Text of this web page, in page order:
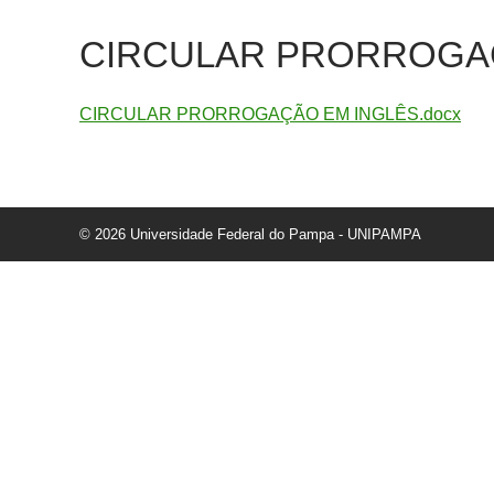
CIRCULAR
CIRCULAR PRORROGAÇÃO EM INGLÊS.docx
© 2026 Universidade Federal do Pampa - UNIPAMPA